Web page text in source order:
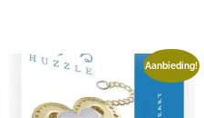
Aanbieding!